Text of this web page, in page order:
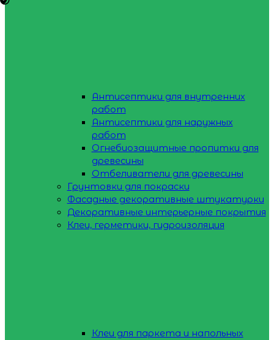
Антисептики для внутренних
работ
Антисептики для наружных
работ
Огнебиозащитные пропитки для
древесины
Отбеливатели для древесины
Грунтовки для покраски
Фасадные декоративные штукатурки
Декоративные интерьерные покрытия
Клеи, герметики, гидроизоляция
Клеи для паркета и напольных